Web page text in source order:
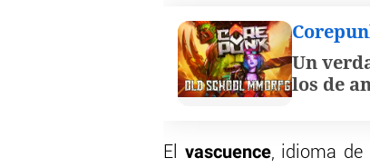
Un
los de
El vascuence, idioma de